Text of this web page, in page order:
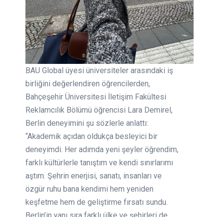
BAU Global üyesi üniversiteler arasındaki iş
birliğini değerlendiren öğrencilerden,
Bahçeşehir Üniversitesi İletişim Fakültesi
Reklamcılık Bölümü öğrencisi Lara Demirel,
Berlin deneyimini şu sözlerle anlattı:
“Akademik açıdan oldukça besleyici bir
deneyimdi. Her adımda yeni şeyler öğrendim,
farklı kültürlerle tanıştım ve kendi sınırlarımı
aştım. Şehrin enerjisi, sanatı, insanları ve
özgür ruhu bana kendimi hem yeniden
keşfetme hem de geliştirme fırsatı sundu.